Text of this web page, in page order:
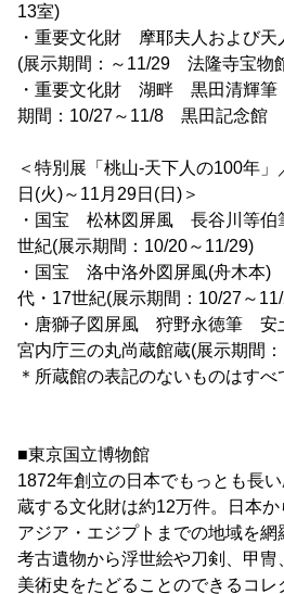
13室)
・重要文化財 摩耶夫人および
(展示期間：～11/29 法隆寺宝
・重要文化財 湖畔 黒田清輝
期間：10/27～11/8 黒田記念館
＜特別展「桃山-天下人の100年
日(火)～11月29日(日)＞
・国宝 松林図屏風 長谷川等
世紀(展示期間：10/20～11/29)
・国宝 洛中洛外図屏風(舟木
代・17世紀(展示期間：10/27～
・唐獅子図屏風 狩野永徳筆 安
宮内庁三の丸尚蔵館蔵(展示期間
＊所蔵館の表記のないものはす
■東京国立博物館
1872年創立の日本でもっとも長
蔵する文化財は約12万件。日本
アジア・エジプトまでの地域を
考古遺物から浮世絵や刀剣、甲
美術史をたどることのできるコレ